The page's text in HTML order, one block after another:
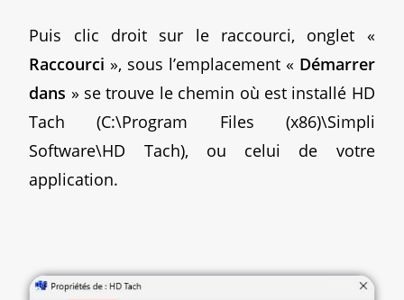
Puis clic droit sur le raccourci, onglet «
Raccourci », sous l’emplacement « Démarrer
dans » se trouve le chemin où est installé HD
Tach (C:\Program Files (x86)\Simpli
Software\HD Tach), ou celui de votre
application.